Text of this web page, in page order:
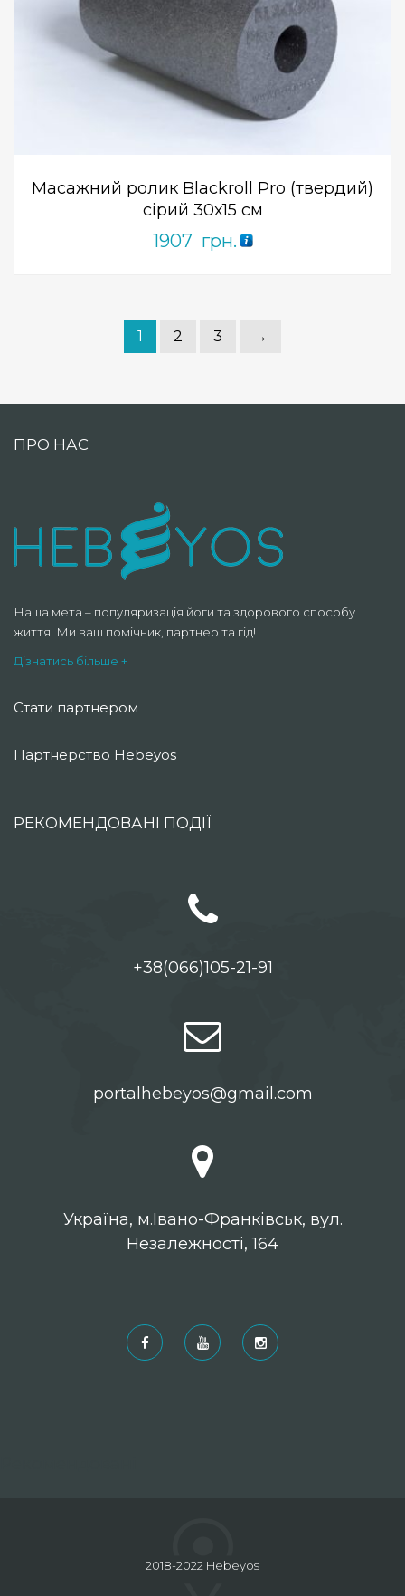
Масажний ролик Blackroll Pro (твердий)
сірий 30х15 см
1907 грн.
ПРИДБАТИ
Add to Wishlist
1 2 3 →
ПРО НАС
Наша мета – популяризація йоги та здорового способу
життя. Ми ваш помічник, партнер та гід!
Дізнатись більше +
Стати партнером
Партнерство Hebeyos
РЕКОМЕНДОВАНІ ПОДІЇ
+38(066)105-21-91
portalhebeyos@gmail.com
Українa, м.Івано-Франківськ, вул.
Незалежності, 164
2018-2022 Hebeyos